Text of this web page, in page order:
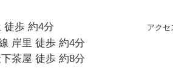
徒歩 約4分
岸里 徒歩 約4分
茶屋 徒歩 約8分